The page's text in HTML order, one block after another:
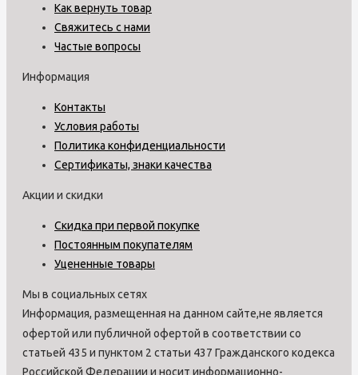
Как вернуть товар
Свяжитесь с нами
Частые вопросы
Информация
Контакты
Условия работы
Политика конфиденциальности
Сертификаты, знаки качества
Акции и скидки
Скидка при первой покупке
Постоянным покупателям
Уцененные товары
Мы в социальных сетях
Информация, размещенная на данном сайте,не является
офертой или публичной офертой в соответствии со
статьей 435 и пунктом 2 статьи 437 Гражданского кодекса
Российской Федерации и носит информационно-